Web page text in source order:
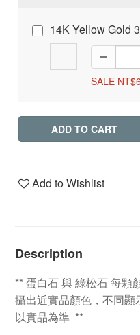
14K Yellow Gold
SALE
ADD TO CART
Add to Wishlist
Description
** 蛋白石 與 綠松石 每顆
攝出近實品顏色，不同
以實品為準 **